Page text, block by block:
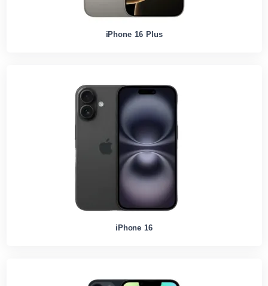
iPhone 16 Plus
iPhone 16